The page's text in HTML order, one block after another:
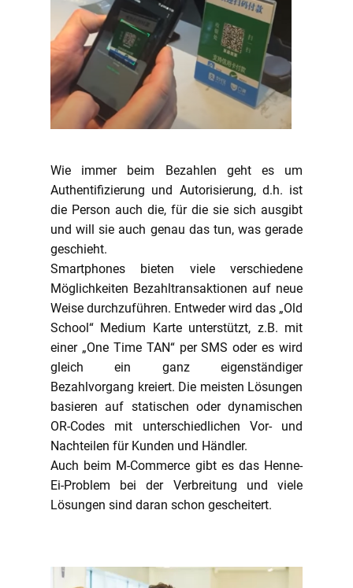
Wie immer beim Bezahlen geht es um
Authentifizierung und Autorisierung, d.h. ist
die Person auch die, für die sie sich ausgibt
und will sie auch genau das tun, was gerade
geschieht.
Smartphones bieten viele verschiedene
Möglichkeiten Bezahltransaktionen auf neue
Weise durchzuführen. Entweder wird das „Old
School“ Medium Karte unterstützt, z.B. mit
einer „One Time TAN“ per SMS oder es wird
gleich ein ganz eigenständiger
Bezahlvorgang kreiert. Die meisten Lösungen
basieren auf statischen oder dynamischen
OR-Codes mit unterschiedlichen Vor- und
Nachteilen für Kunden und Händler.
Auch beim M-Commerce gibt es das Henne-
Ei-Problem bei der Verbreitung und viele
Lösungen sind daran schon gescheitert.